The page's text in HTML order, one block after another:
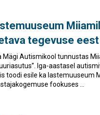
tegevuse eest
Mägi Autismikool tunnustas
Iga-aastasel
toodi esile ka lastemuuseum
fookuses ...